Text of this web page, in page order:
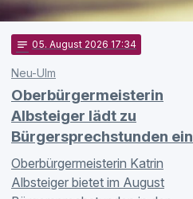
notes 05. August 2026 17:34
Neu-Ulm
Oberbürgermeisterin
Albsteiger lädt zu
Bürgersprechstunden ein
Oberbürgermeisterin Katrin
Albsteiger bietet im August